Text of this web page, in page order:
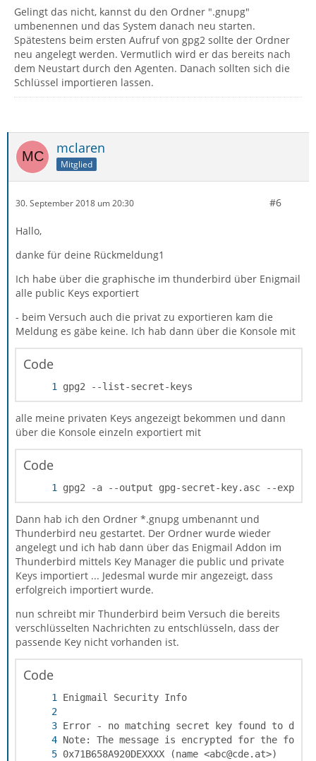
There is NO WARRANTY, to the extent
Gelingt das nicht, kannst du den Ordner ".gnupg"
umbenennen und das System danach neu starten.
Spätestens beim ersten Aufruf von gpg2 sollte der Ordner
neu angelegt werden. Vermutlich wird er das bereits nach
dem Neustart durch den Agenten. Danach sollten sich die
Schlüssel importieren lassen.
mclaren
Mitglied
30. September 2018 um 20:30 #6
Hallo,
danke für deine Rückmeldung1
Ich habe über die graphische im thunderbird über Enigmail
alle public Keys exportiert
- beim Versuch auch die privat zu exportieren kam die
Meldung es gäbe keine. Ich hab dann über die Konsole mit
Code
gpg2 --list-secret-keys
alle meine privaten Keys angezeigt bekommen und dann
über die Konsole einzeln exportiert mit
Code
gpg2 -a --output gpg-secret-key.asc --
Dann hab ich den Ordner *.gnupg umbenannt und
Thunderbird neu gestartet. Der Ordner wurde wieder
angelegt und ich hab dann über das Enigmail Addon im
Thunderbird mittels Key Manager die public und private
Keys importiert ... Jedesmal wurde mir angezeigt, dass
erfolgreich importiert wurde.
nun schreibt mir Thunderbird beim Versuch die bereits
verschlüsselten Nachrichten zu entschlüsseln, dass der
passende Key nicht vorhanden ist.
Code
0x71B658A920DEXXXX (name <abc@cde.at>)